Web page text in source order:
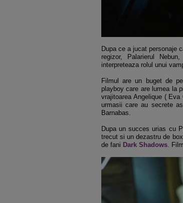
Dupa ce a jucat personaje
regizor, Palarierul
interpreteaza rolul unui
Filmul are un buget de
playboy care are lumea la
vrajitoarea Angelique (
urmasii care au secrete
Barnabas.
Dupa un succes urias cu
trecut si un dezastru de
de fani Dark Shadows.